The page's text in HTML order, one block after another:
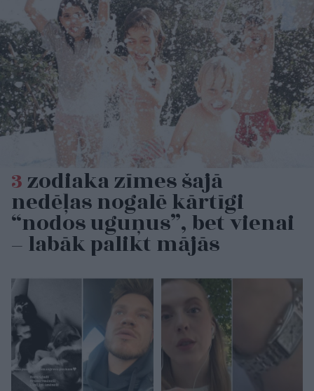
3zodiaka zīmes šajā
nedēļas nogalē kārtīgi
“nodos uguņus”, bet vienai
– labāk palikt mājās